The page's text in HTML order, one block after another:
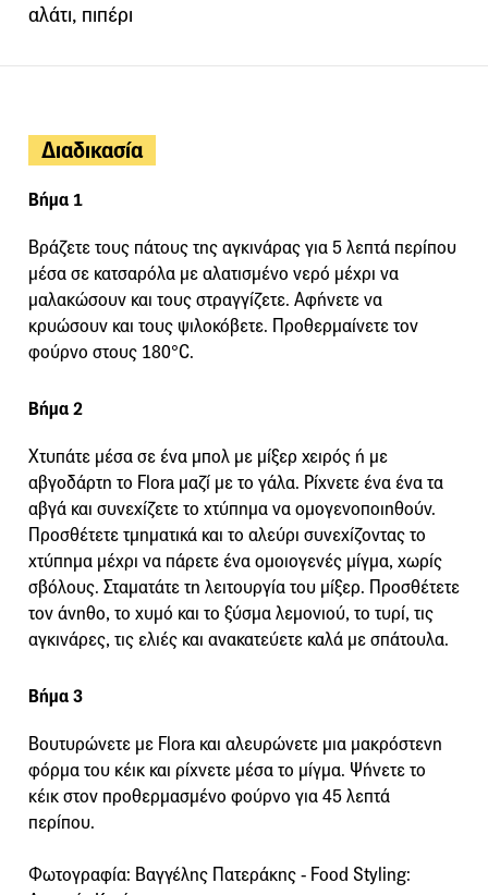
αλάτι, πιπέρι
Διαδικασία
Βήμα 1
Βράζετε τους πάτους της αγκινάρας για 5 λεπτά περίπου
μέσα σε κατσαρόλα με αλατισμένο νερό μέχρι να
μαλακώσουν και τους στραγγίζετε. Αφήνετε να
κρυώσουν και τους ψιλοκόβετε. Προθερμαίνετε τον
φούρνο στους 180°C.
Βήμα 2
Χτυπάτε μέσα σε ένα μπολ με μίξερ χειρός ή με
αβγοδάρτη το Flora μαζί με το γάλα. Ρίχνετε ένα ένα τα
αβγά και συνεχίζετε το χτύπημα να ομογενοποιηθούν.
Προσθέτετε τμηματικά και το αλεύρι συνεχίζοντας το
χτύπημα μέχρι να πάρετε ένα ομοιογενές μίγμα, χωρίς
σβόλους. Σταματάτε τη λειτουργία του μίξερ. Προσθέτετε
τον άνηθο, το χυμό και το ξύσμα λεμονιού, το τυρί, τις
αγκινάρες, τις ελιές και ανακατεύετε καλά με σπάτουλα.
Βήμα 3
Βουτυρώνετε με Flora και αλευρώνετε μια μακρόστενη
φόρμα του κέικ και ρίχνετε μέσα το μίγμα. Ψήνετε το
κέικ στον προθερμασμένο φούρνο για 45 λεπτά
περίπου.
Φωτογραφία: Βαγγέλης Πατεράκης - Food Styling: